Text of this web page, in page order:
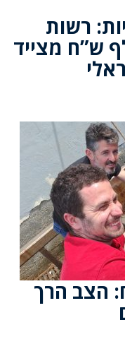
רשות
600 אלף ש”ח מצייד
הצב הרך